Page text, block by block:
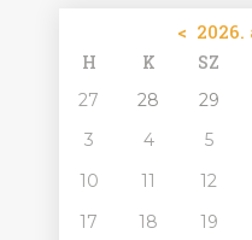
< 2026.
H K SZ
27 28 29
3
4 5
10
11 12
17
18 19